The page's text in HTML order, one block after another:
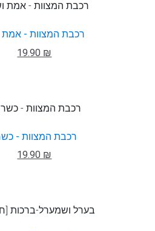
רכבת המצוות - אמת
19.90 ₪
רכבת המצוות -
19.90 ₪